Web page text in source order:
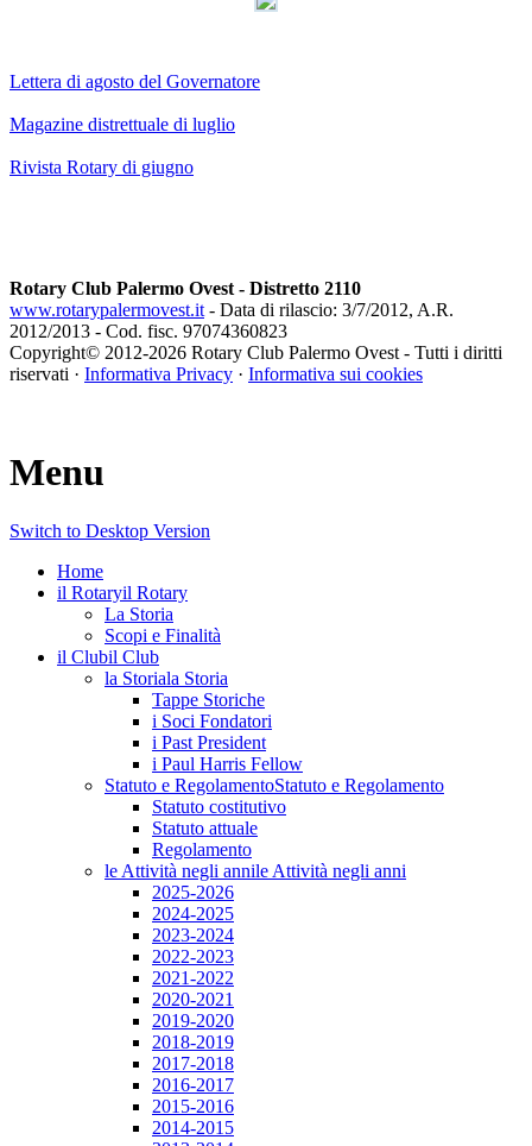
Lettera di agosto del Governatore
Magazine distrettuale di luglio
Rivista Rotary di giugno
Rotary Club Palermo Ovest - Distretto 2110
www.rotarypalermovest.it - Data di rilascio: 3/7/2012, A.R.
2012/2013 - Cod. fisc. 97074360823
Copyright© 2012-2026 Rotary Club Palermo Ovest - Tutti i diritti
riservati · Informativa Privacy · Informativa sui cookies
Menu
Switch to Desktop Version
Home
il Rotaryil Rotary
La Storia
Scopi e Finalità
il Clubil Club
la Storiala Storia
Tappe Storiche
i Soci Fondatori
i Past President
i Paul Harris Fellow
Statuto e RegolamentoStatuto e Regolamento
Statuto costitutivo
Statuto attuale
Regolamento
le Attività negli annile Attività negli anni
2025-2026
2024-2025
2023-2024
2022-2023
2021-2022
2020-2021
2019-2020
2018-2019
2017-2018
2016-2017
2015-2016
2014-2015